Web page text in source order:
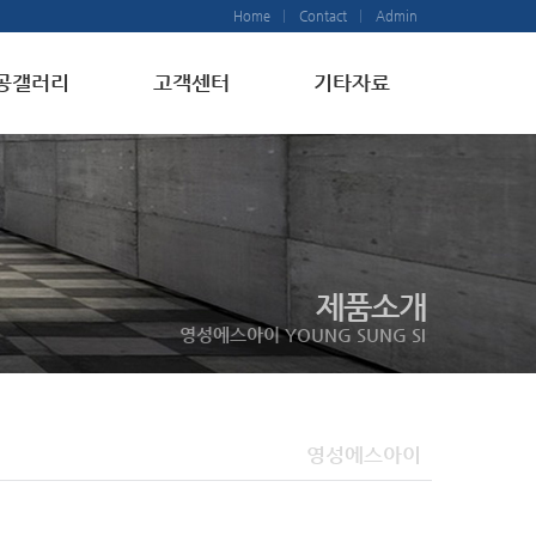
Home Contact Admin
갤러리 고객센터 기타자료
제품소개
영성에스아이 YOUNG SUNG SI
영성에스아이